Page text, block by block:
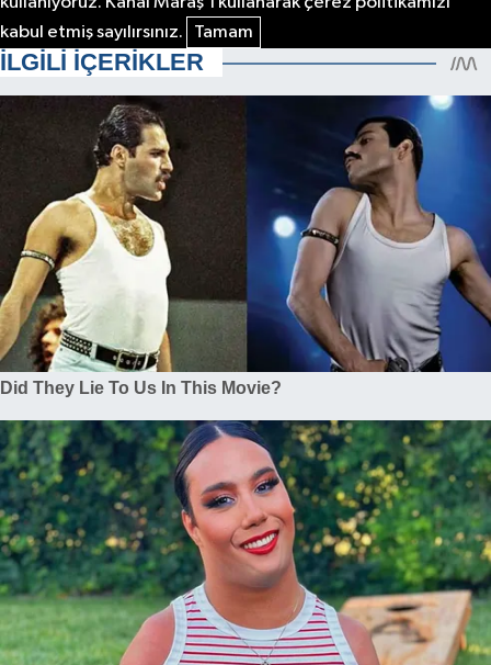
kabul etmiş sayılırsınız.
Tamam